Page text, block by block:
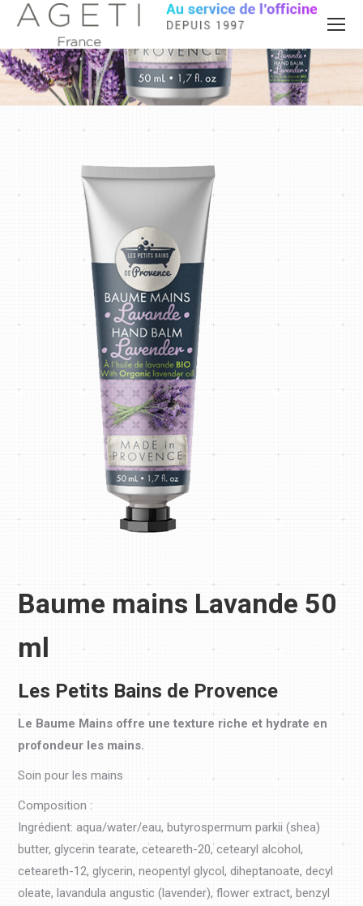
Vous êtes ici :
Baume mains Lavande 50
ml
Les Petits Bains de Provence
Le Baume Mains offre une texture riche et hydrate en
profondeur les mains.
Soin pour les mains
Composition :
Ingrédient: aqua/water/eau, butyrospermum parkii (shea)
butter, glycerin tearate, ceteareth-20, cetearyl alcohol,
ceteareth-12, glycerin, neopentyl glycol, diheptanoate, decyl
oleate, lavandula angustic (lavender), flower extract, benzyl